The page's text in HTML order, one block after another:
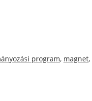
program, magnet,